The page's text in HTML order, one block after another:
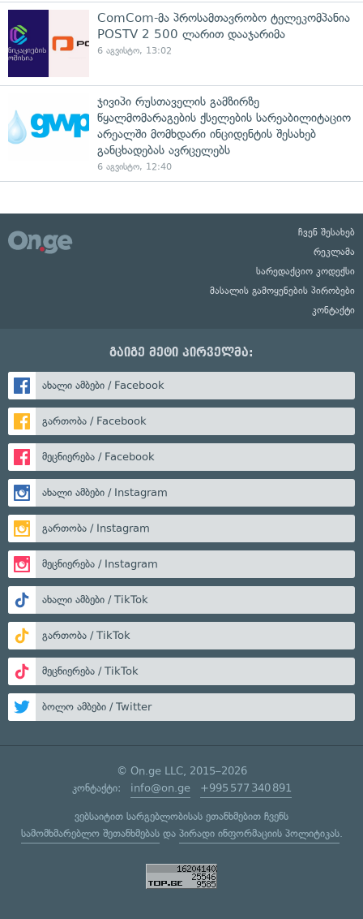
ComCom-მა პროსამთავრობო ტელეკომპანია
POSTV 2 500 ლარით დააჯარიმა
6 აგვისტო, 13:02
ჯივიპი რუსთაველის გამზირზე
წყალმომარაგების ქსელების სარეაბილიტაციო
არეალში მომხდარი ინციდენტის შესახებ
განცხადებას ავრცელებს
6 აგვისტო, 12:40
ჩვენ შესახებ
რეკლამა
სარედაქციო კოდექსი
მასალის გამოყენების პირობები
კონტაქტი
გაიგე მეტი პირველმა:
ახალი ამბები / Facebook
გართობა / Facebook
მეცნიერება / Facebook
ახალი ამბები / Instagram
გართობა / Instagram
მეცნიერება / Instagram
ახალი ამბები / TikTok
გართობა / TikTok
მეცნიერება / TikTok
ბოლო ამბები / Twitter
© On.ge LLC, 2015–2026
კონტაქტი: info@on.ge +995 577 340 891
ვებსაიტით სარგებლობისას ეთანხმებით ჩვენს
სამომხმარებლო შეთანხმებასდა პირადი ინფორმაციის პოლიტიკას.